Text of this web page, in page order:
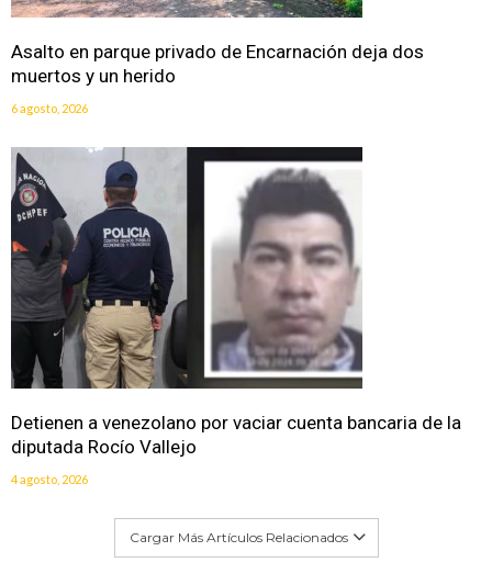
Asalto en parque privado de Encarnación deja dos
muertos y un herido
6 agosto, 2026
Detienen a venezolano por vaciar cuenta bancaria de la
diputada Rocío Vallejo
4 agosto, 2026
Cargar Más Artículos Relacionados